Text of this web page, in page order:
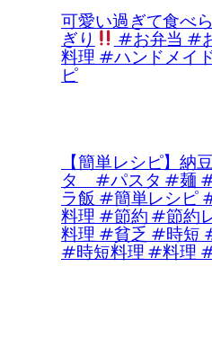
可愛い過ぎて食べ
ぎり #お弁当 #
料理 #ハンドメイ
ピ
【簡単レシピ】納
タ #パスタ #麺
ラ飯 #簡単レシピ
料理 #節約 #節約
料理 #貧乏 #時短
#時短料理 #料理